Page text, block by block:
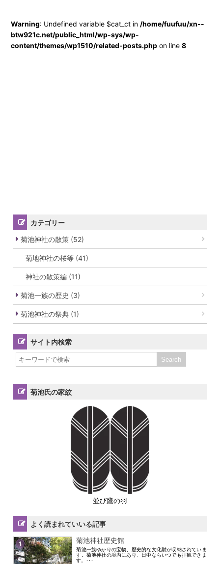
Warning: Undefined variable $cat_ct in /home/fuufuu/xn--
btw921c.net/public_html/wp-sys/wp-
content/themes/wp1510/related-posts.php on line8
カテゴリー
菊池神社の散策 (52)
菊地神社の桜等 (41)
神社の散策編 (11)
菊池一族の歴史 (3)
菊池神社の祭典 (1)
サイト内検索
菊池氏の家紋
並び鷹の羽
よく読まれていいる記事
1 菊池神社歴史館
菊池一族ゆかりの宝物、歴史的な文化財が収納されていま
す。菊池神社の境内にあり、日中ならいつでも拝観できま
す。･･･